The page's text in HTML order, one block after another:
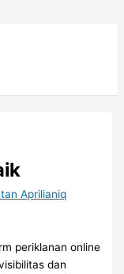
Aprilianiq
periklanan online
dan